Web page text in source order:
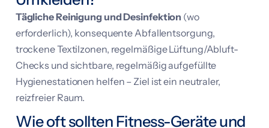
Tägliche Reinigung und Desinfektion (wo
erforderlich), konsequente Abfallentsorgung,
trockene Textilzonen, regelmäßige Lüftung/Abluft-
Checks und sichtbare, regelmäßig aufgefüllte
Hygienestationen helfen – Ziel ist ein neutraler,
reizfreier Raum.
Wie oft sollten Fitness-Geräte und